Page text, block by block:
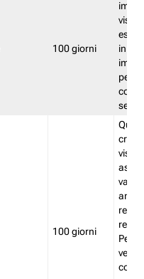
100 giorni
in
100 giorni